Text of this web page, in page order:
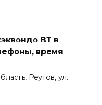
ВТ в
время
Реутов, ул.